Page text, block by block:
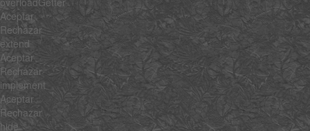
Aceptar
Rechazar
extend
Aceptar
Rechazar
implement
Aceptar
Rechazar
hide